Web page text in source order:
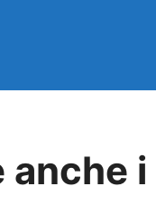
anche